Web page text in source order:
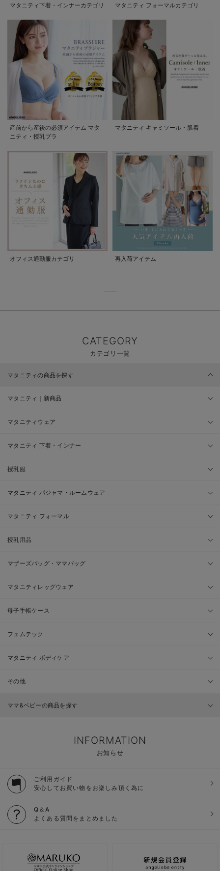
マタニティ下着・インナーカテゴリ マタニティ フォーマルカテゴリ
産前から産後の必須アイテム マタ
ニティ・授乳ブラ
マタニティ キャミソール・肌着
オフィス通勤服カテゴリ 再入荷アイテム
CATEGORY
カテゴリ一覧
マタニティの商品を探す
マタニティ｜新商品
マタニティウェア
マタニティ 下着・インナー
授乳服
マタニティ パジャマ・ルームウェア
マタニティ フォーマル
授乳用品
マザーズバッグ・ママバッグ
マタニティレッグウェア
母子手帳ケース
フェムテック
マタニティ ボディケア
その他
ママ&ベビーの商品を探す
INFORMATION
お知らせ
ご利用ガイド
安心してお買い物をお楽しみ頂く為に
Q＆A
よくある質問をまとめました